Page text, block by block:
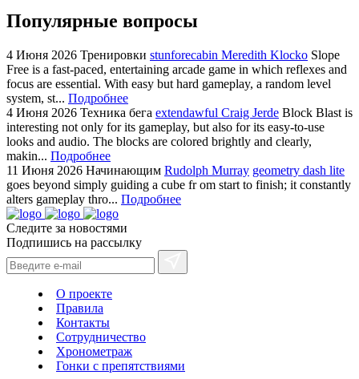
Популярные вопросы
4 Июня 2026 Тренировки stunforecabin Meredith Klocko Slope
Free is a fast-paced, entertaining arcade game in which reflexes and
focus are essential. With easy but hard gameplay, a random level
system, st... Подробнее
4 Июня 2026 Техника бега extendawful Craig Jerde Block Blast is
interesting not only for its gameplay, but also for its easy-to-use
looks and audio. The blocks are colored brightly and clearly,
makin... Подробнее
11 Июня 2026 Начинающим Rudolph Murray geometry dash lite
goes beyond simply guiding a cube fr om start to finish; it constantly
alters gameplay thro... Подробнее
Следите за новостями
Подпишись на рассылку
О проекте
Правила
Контакты
Сотрудничество
Хронометраж
Гонки с препятствиями